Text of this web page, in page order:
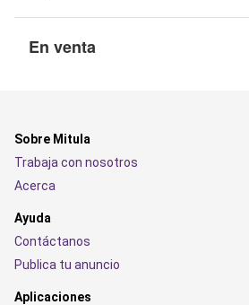
En venta
Sobre Mitula
Trabaja con nosotros
Acerca
Ayuda
Contáctanos
Publica tu anuncio
Aplicaciones